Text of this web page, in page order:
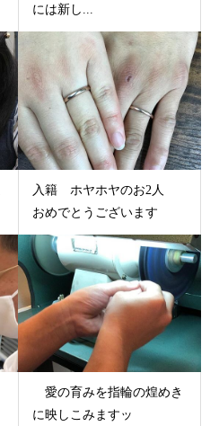
には新し...
入籍 ホヤホヤのお2人
おめでとうございます
愛の育みを指輪の煌めき
に映しこみますッ